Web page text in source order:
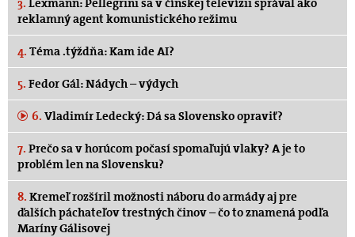
reklamný agent komunistického režimu
4. Téma .týždňa: Kam ide AI?
5. Fedor Gál: Nádych – výdych
6. Vladimír Ledecký: Dá sa Slovensko opraviť?
7. Prečo sa v horúcom počasí spomaľujú vlaky? A je to
problém len na Slovensku?
8. Kremeľ rozšíril možnosti náboru do armády aj pre
ďalších páchateľov trestných činov – čo to znamená podľa
Maríny Gálisovej